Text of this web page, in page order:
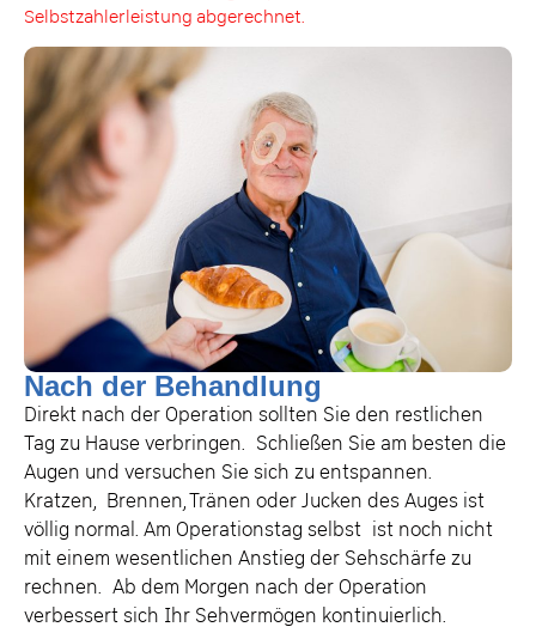
Selbstzahlerleistung abgerechnet.
Nach der Behandlung
Direkt nach der Operation sollten Sie den restlichen
Tag zu Hause verbringen. Schließen Sie am besten die
Augen und versuchen Sie sich zu entspannen.
Kratzen, Brennen, Tränen oder Jucken des Auges ist
völlig normal. Am Operationstag selbst ist noch nicht
mit einem wesentlichen Anstieg der Sehschärfe zu
rechnen. Ab dem Morgen nach der Operation
verbessert sich Ihr Sehvermögen kontinuierlich.